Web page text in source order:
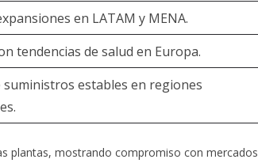
en LATAM y MENA.
tendencias de salud en Europa.
estables en regiones
plantas, mostrando compromiso con mercados